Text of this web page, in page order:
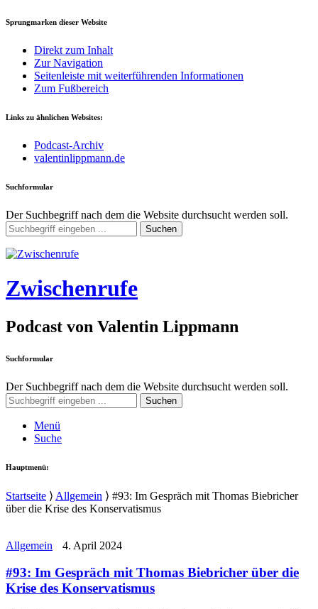
Sprungmarken dieser Website
Direkt zum Inhalt
Zur Navigation
Seitenleiste mit weiterführenden Informationen
Zum Fußbereich
Links zu ähnlichen Websites:
Podcast-Archiv
valentinlippmann.de
Suchformular
Der Suchbegriff nach dem die Website durchsucht werden soll.
Suchen
Zwischenrufe
Podcast von Valentin Lippmann
Suchformular
Der Suchbegriff nach dem die Website durchsucht werden soll.
Suchen
Menü
Suche
Hauptmenü:
Startseite ⟩ Allgemein ⟩ #93: Im Gespräch mit Thomas Biebricher
über die Krise des Konservatismus
Allgemein 4. April 2024
#93: Im Gespräch mit Thomas Biebricher über die
Krise des Konservatismus